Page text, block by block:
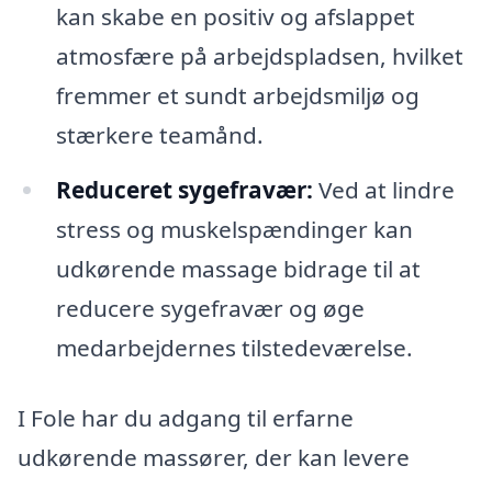
kan skabe en positiv og afslappet
atmosfære på arbejdspladsen, hvilket
fremmer et sundt arbejdsmiljø og
stærkere teamånd.
Reduceret sygefravær: Ved at lindre
stress og muskelspændinger kan
udkørende massage bidrage til at
reducere sygefravær og øge
medarbejdernes tilstedeværelse.
I Fole har du adgang til erfarne
udkørende massører, der kan levere